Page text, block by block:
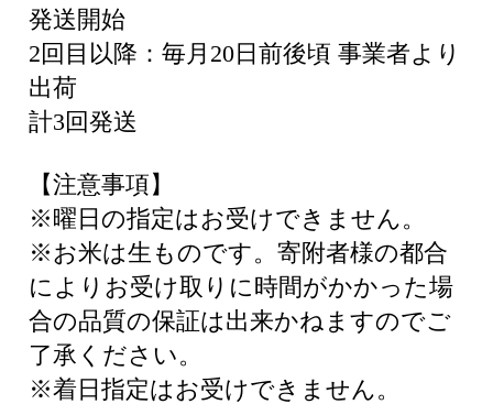
発送開始
2回目以降：毎月20日前後頃 事業者より
出荷
計3回発送
【注意事項】
※曜日の指定はお受けできません。
※お米は生ものです。寄附者様の都合
によりお受け取りに時間がかかった場
合の品質の保証は出来かねますのでご
了承ください。
※着日指定はお受けできません。